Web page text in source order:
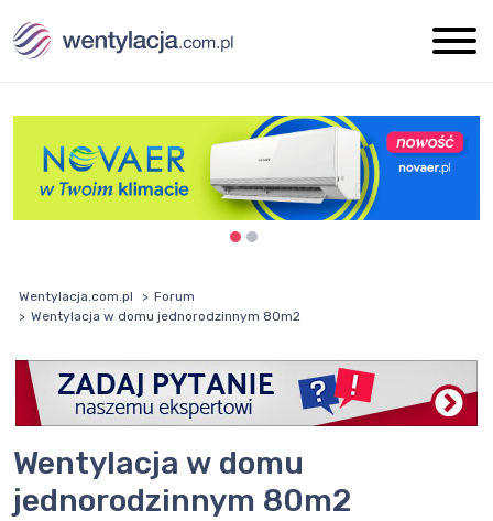
Wentylacja.com.pl
Forum
Wentylacja w domu jednorodzinnym 80m2
Wentylacja w domu
jednorodzinnym 80m2